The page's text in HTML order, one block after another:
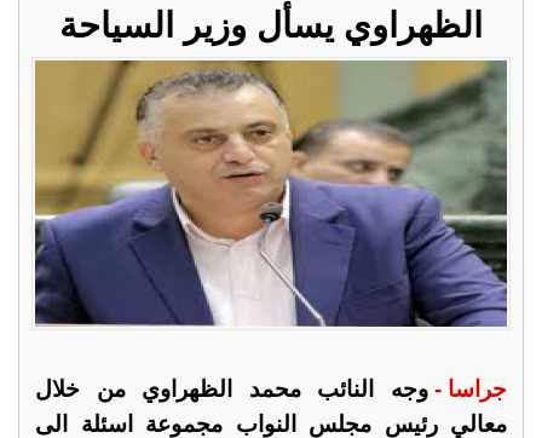
الظهراوي يسأل وزير السياحة
جراسا - وجه النائب محمد الظهراوي من خلال
معالي رئيس مجلس النواب مجموعة اسئلة الى